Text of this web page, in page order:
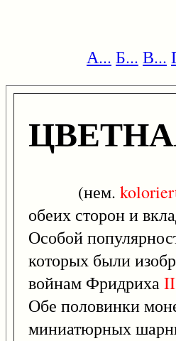
А... Б... В...
(нем.
обеих сторон и
Особой
которых были
войнам ФридрихаII
Обе половинки
миниатюрных